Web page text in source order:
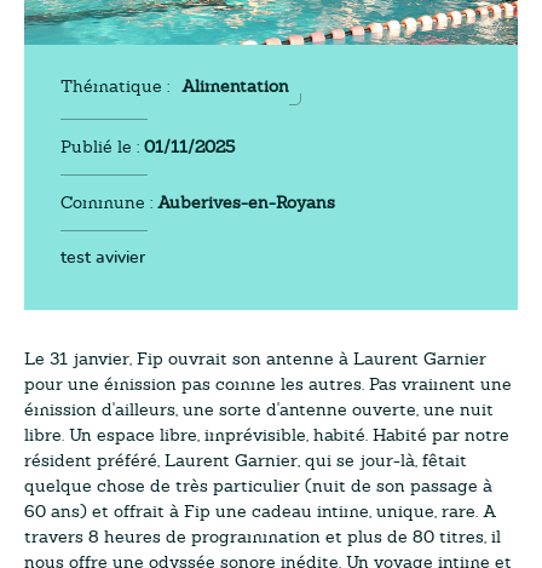
Thématique : Alimentation
Publié le : 01/11/2025
Commune : Auberives-en-Royans
test avivier
Le 31 janvier, Fip ouvrait son antenne à Laurent Garnier
pour une émission pas comme les autres. Pas vraiment une
émission d'ailleurs, une sorte d'antenne ouverte, une nuit
libre. Un espace libre, imprévisible, habité. Habité par notre
résident préféré, Laurent Garnier, qui se jour-là, fêtait
quelque chose de très particulier (nuit de son passage à
60 ans) et offrait à Fip une cadeau intime, unique, rare. A
travers 8 heures de programmation et plus de 80 titres, il
nous offre une odyssée sonore inédite. Un voyage intime et